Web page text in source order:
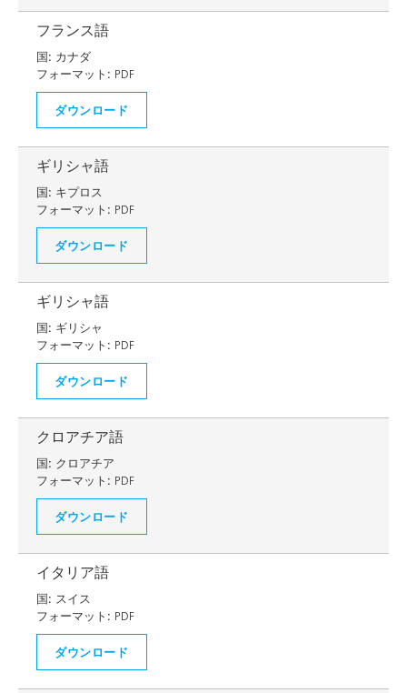
フランス語
国: カナダ
フォーマット: PDF
ダウンロード
ギリシャ語
国: キプロス
フォーマット: PDF
ダウンロード
ギリシャ語
国: ギリシャ
フォーマット: PDF
ダウンロード
クロアチア語
国: クロアチア
フォーマット: PDF
ダウンロード
イタリア語
国: スイス
フォーマット: PDF
ダウンロード